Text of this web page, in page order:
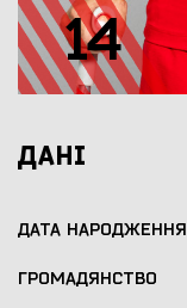
14
ДАНІ
ДАТА НАРОДЖЕННЯ
ГРОМАДЯНСТВО